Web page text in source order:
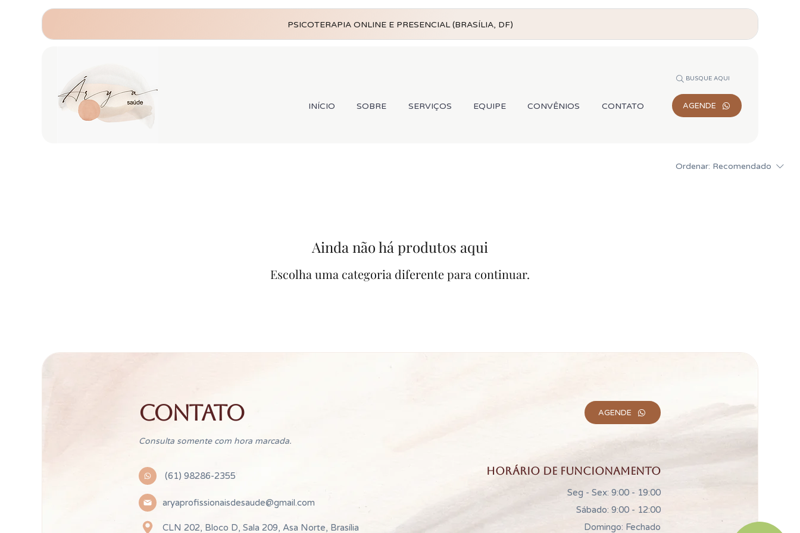
PSICOTERAPIA ONLINE E PRESENCIAL (BRASÍLIA, DF)
BUSQUE AQUI
INÍCIO SOBRE SERVIÇOS EQUIPE CONVÊNIOS CONTATO AGENDE
Ordenar: Recomendado
Ainda não há produtos aqui
Escolha uma categoria diferente para continuar.
CONTATO AGENDE
Consulta somente com hora marcada.
(61) 98286-2355
aryaprofissionaisdesaude@gmail.com
CLN 202, Bloco D, Sala 209, Asa Norte, Brasília
Horário de funcionamento
Seg - Sex: 9:00 - 19:00
Sábado: 9:00 - 12:00
Domingo: Fechado